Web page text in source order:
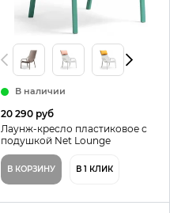
В наличии
20 290 руб
Лаунж-кресло пластиковое с
подушкой Net Lounge
В КОРЗИНУ В 1 КЛИК